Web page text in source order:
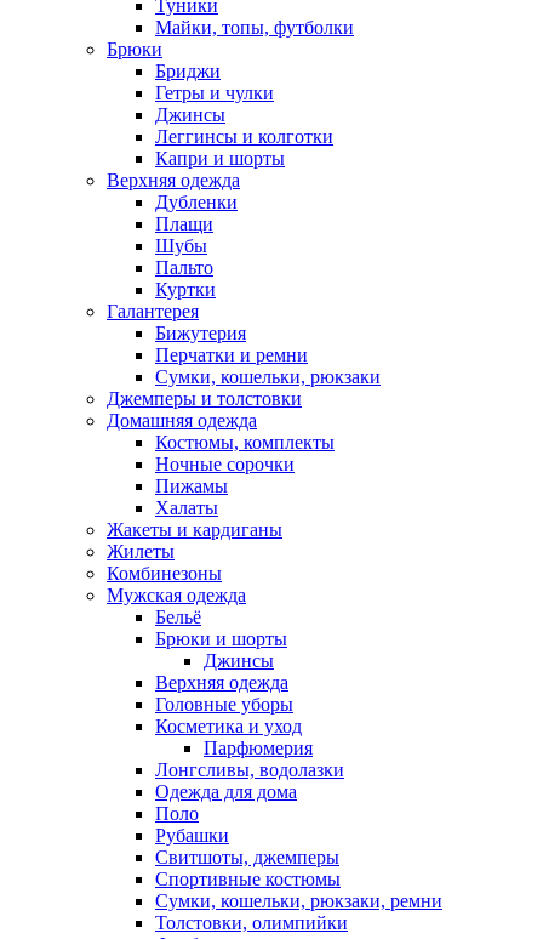
Туники
Майки, топы, футболки
Брюки
Бриджи
Гетры и чулки
Джинсы
Леггинсы и колготки
Капри и шорты
Верхняя одежда
Дубленки
Плащи
Шубы
Пальто
Куртки
Галантерея
Бижутерия
Перчатки и ремни
Сумки, кошельки, рюкзаки
Джемперы и толстовки
Домашняя одежда
Костюмы, комплекты
Ночные сорочки
Пижамы
Халаты
Жакеты и кардиганы
Жилеты
Комбинезоны
Мужская одежда
Бельё
Брюки и шорты
Джинсы
Верхняя одежда
Головные уборы
Косметика и уход
Парфюмерия
Лонгсливы, водолазки
Одежда для дома
Поло
Рубашки
Свитшоты, джемперы
Спортивные костюмы
Сумки, кошельки, рюкзаки, ремни
Толстовки, олимпийки